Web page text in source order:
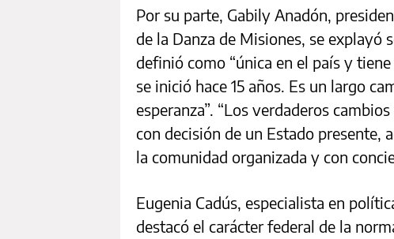
Por su parte, Gabily Anadón,
de la Danza de Misiones, se explayó
definió como “única en el país y
se inició hace 15 años. Es un largo
esperanza”. “Los verdaderos
con decisión de un Estado
la comunidad organizada y con
Eugenia Cadús, especialista en
destacó el carácter federal de la